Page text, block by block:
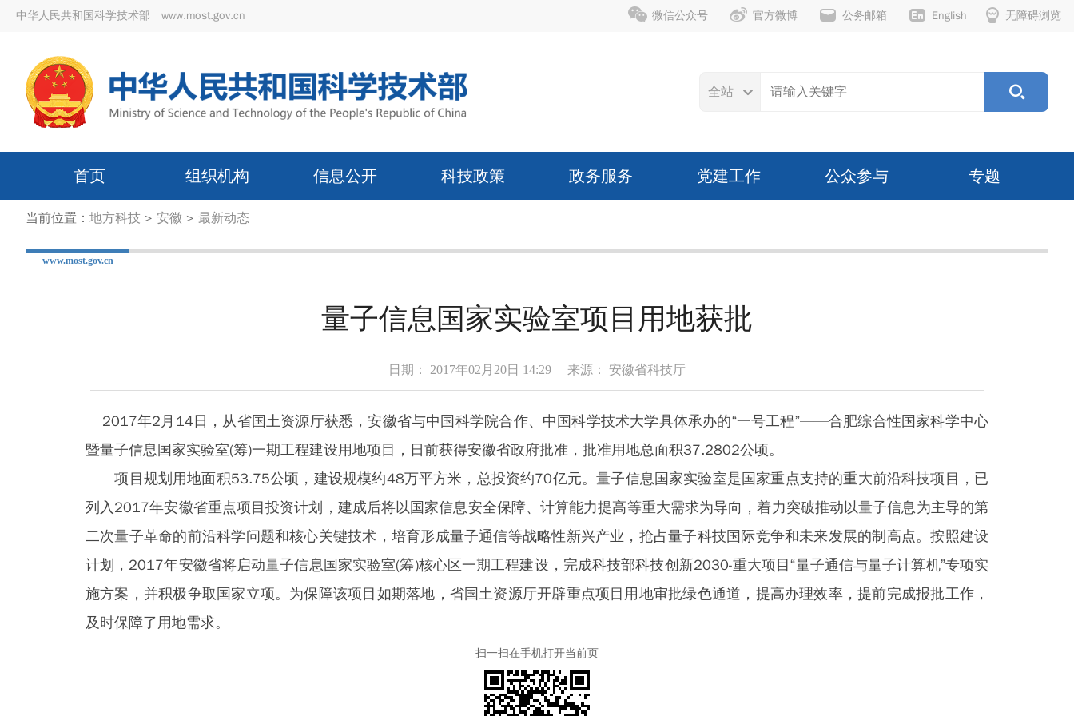
中华人民共和国科学技术部 www.most.gov.cn 无障碍浏览
English
公务邮箱
官方微博
微信公众号
全站
首页 组织机构 信息公开 科技政策 政务服务 党建工作 公众参与 专题
当前位置： 地方科技 > 安徽 > 最新动态
www.most.gov.cn
量子信息国家实验室项目用地获批
日期： 2017年02月20日 14:29 来源： 安徽省科技厅
2017年2月14日，从省国土资源厅获悉，安徽省与中国科学院合作、中国科学技术大学具体承办的“一号工程”——合肥综合性国家科学中心
暨量子信息国家实验室(筹)一期工程建设用地项目，日前获得安徽省政府批准，批准用地总面积37.2802公顷。
项目规划用地面积53.75公顷，建设规模约48万平方米，总投资约70亿元。量子信息国家实验室是国家重点支持的重大前沿科技项目，已
列入2017年安徽省重点项目投资计划，建成后将以国家信息安全保障、计算能力提高等重大需求为导向，着力突破推动以量子信息为主导的第
二次量子革命的前沿科学问题和核心关键技术，培育形成量子通信等战略性新兴产业，抢占量子科技国际竞争和未来发展的制高点。按照建设
计划，2017年安徽省将启动量子信息国家实验室(筹)核心区一期工程建设，完成科技部科技创新2030-重大项目“量子通信与量子计算机”专项实
施方案，并积极争取国家立项。为保障该项目如期落地，省国土资源厅开辟重点项目用地审批绿色通道，提高办理效率，提前完成报批工作，
及时保障了用地需求。
扫一扫在手机打开当前页